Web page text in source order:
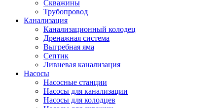
Скважины
Трубопровод
Канализация
Канализационный колодец
Дренажная система
Выгребная яма
Септик
Ливневая канализация
Насосы
Насосные станции
Насосы для канализации
Насосы для колодцев